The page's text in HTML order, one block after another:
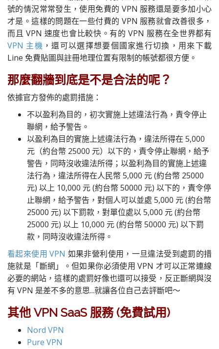
號的情況常常發生，使用免費的 VPN 服務還是要多加小心
才是。這樣的問題在一些付費的 VPN 服務就會改善很多，
而且 VPN 速度也會比較快。有的 VPN 服務在全世界都有
VPN 主機 ，還可以選擇想要個國家進行切換，用來下載
Line 免費貼圖與註冊地理位置有限制的帳號都很方便。
那麼翻牆到底是不是合法的呢？
依據官方發佈的處罰措施：
不以盈利為目的，初次實施上述違法行為，責令停止
聯網，給予警告。
以盈利為目的實施上述違法行為，違法所得在 5,000
元（約台幣 25000 元）以下的，責令停止聯網，給予
警告，同時沒收違法所得；以盈利為目的實施上述違
法行為，違法所得在人民幣 5,000 元 (約台幣 25000
元) 以上 10,000 元 (約台幣 50000 元) 以下的，責令停
止聯網，給予警告，對個人可以並處 5,000 元 (約台幣
25000 元) 以下罰款，對單位處以 5,000 元 (約台幣
25000 元) 以上 10,000 元 (約台幣 50000 元) 以下罰
款，同時沒收違法所得。
看起來使用 VPN 如果非營利使用，一旦違法受到處罰的措
施就是「斷網」。但如果你必須使用 VPN 才可以正常連線
必要的網站，這樣的處罰好像也還可以接受，反正斷網與沒
有 VPN 是差不多的意思...就讓各位自己去評斷吧～
其他 VPN SaaS 服務 (免費試用)
Nord VPN
Pure VPN